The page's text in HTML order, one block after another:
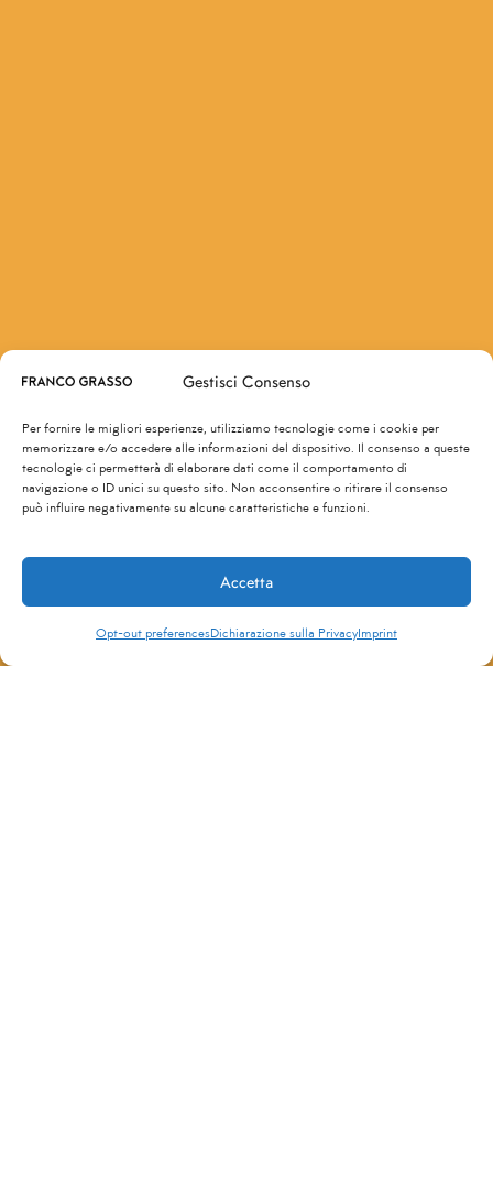
Gestisci Consenso
Per fornire le migliori esperienze, utilizziamo tecnologie come i cookie per
memorizzare e/o accedere alle informazioni del dispositivo. Il consenso a queste
tecnologie ci permetterà di elaborare dati come il comportamento di
navigazione o ID unici su questo sito. Non acconsentire o ritirare il consenso
può influire negativamente su alcune caratteristiche e funzioni.
Accetta
Opt-out preferencesDichiarazione sulla Privacy Imprint